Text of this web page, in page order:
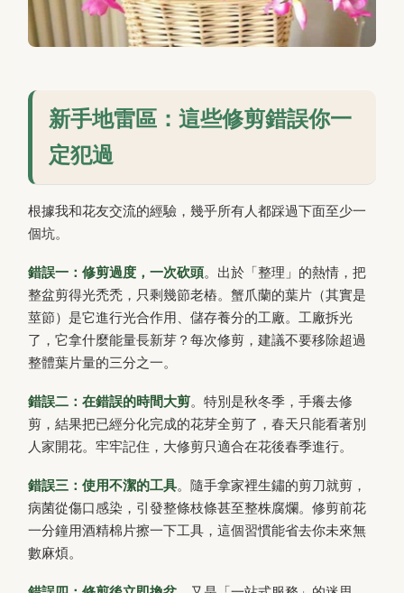
新手地雷區：這些修剪錯誤你一
定犯過
根據我和花友交流的經驗，幾乎所有人都踩過下面至少一
個坑。
錯誤一：修剪過度，一次砍頭。出於「整理」的熱情，把
整盆剪得光禿禿，只剩幾節老樁。蟹爪蘭的葉片（其實是
莖節）是它進行光合作用、儲存養分的工廠。工廠拆光
了，它拿什麼能量長新芽？每次修剪，建議不要移除超過
整體葉片量的三分之一。
錯誤二：在錯誤的時間大剪。特別是秋冬季，手癢去修
剪，結果把已經分化完成的花芽全剪了，春天只能看著別
人家開花。牢牢記住，大修剪只適合在花後春季進行。
錯誤三：使用不潔的工具。隨手拿家裡生鏽的剪刀就剪，
病菌從傷口感染，引發整條枝條甚至整株腐爛。修剪前花
一分鐘用酒精棉片擦一下工具，這個習慣能省去你未來無
數麻煩。